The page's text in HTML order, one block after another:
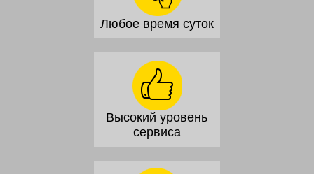
Любое время суток
Высокий уровень
сервиса